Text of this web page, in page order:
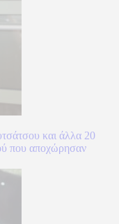
και άλλα 20
που αποχώρησαν